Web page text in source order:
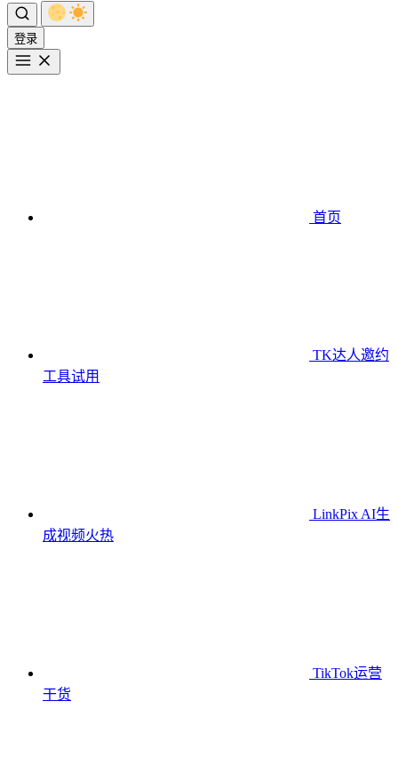
登录
首页
TK达人邀约
工具试用
LinkPix AI生
成视频火热
TikTok运营
干货